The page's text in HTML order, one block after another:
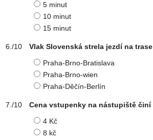
5 minut
10 minut
15 minut
Vlak Slovenská strela jezdí na trase
Praha-Brno-Bratislava
Praha-Brno-wien
Praha-Děčín-Berlín
Cena vstupenky na nástupiště činí
4 Kč
8 kč